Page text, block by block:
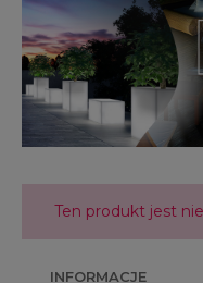
Ten produkt jest
INFORMACJE